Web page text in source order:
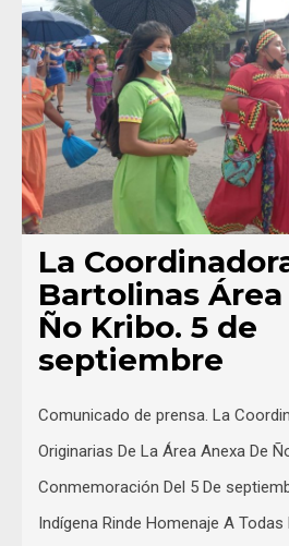
La
Bartolinas
Ño Kribo. 5 de
septiembre
Comunicado de prensa. La
Originarias De La Área Anexa De
Conmemoración Del 5 De
Indígena Rinde Homenaje A